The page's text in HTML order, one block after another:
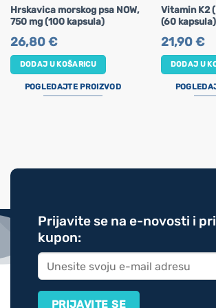
Hrskavica morskog psa NOW,
750 mg (100 kapsula)
26,80€
DODAJ U KOŠARICU
POGLEDAJTE PROIZVOD
Vitamin K2
(60 kapsula)
21,90€
DODAJ U
Prijavite se na e-novosti i
kupon: